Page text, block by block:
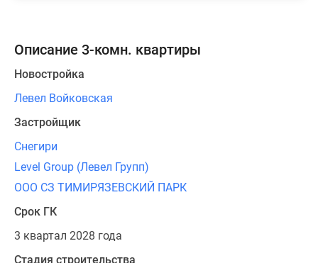
Описание 3-комн. квартиры
Новостройка
Левел Войковская
Застройщик
Снегири
Level Group (Левел Групп)
ООО СЗ ТИМИРЯЗЕВСКИЙ ПАРК
Срок ГК
3 квартал 2028 года
Стадия строительства